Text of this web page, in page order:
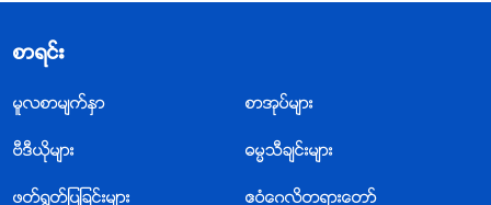
စာရင္း
မူလစာမ်က္ႏွာ စာအုပ္မ်ား
ဗီဒီယိုမ်ား ဓမၼသီခ်င္းမ်ား
ဖတ္႐ြတ္ျပျခင္းမ်ား ဧဝံေဂလိတရားေတာ္